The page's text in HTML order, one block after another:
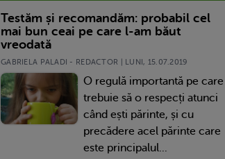
Testăm și recomandăm: probabil cel
mai bun ceai pe care l-am băut
vreodată
GABRIELA PALADI - REDACTOR | LUNI, 15.07.2019
O regulă importantă pe care
trebuie să o respecți atunci
când ești părinte, și cu
precădere acel părinte care
este principalul...